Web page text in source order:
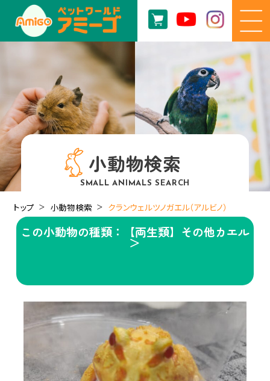
小動物検索
SMALL ANIMALS SEARCH
トップ 小動物検索 クランウェルツノガエル（アルビノ）
この小動物の種類：【両生類】その他カエル
＞